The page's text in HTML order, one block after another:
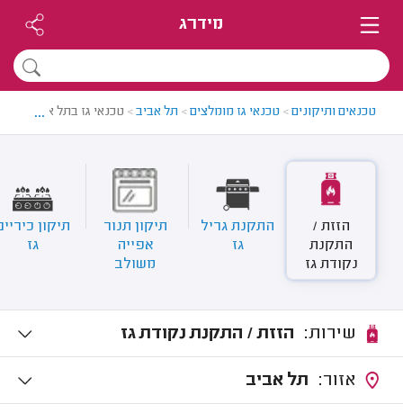
מידרג
טכנאים ותיקונים> טכנאי גז מומלצים> תל אביב> טכנאי גז בתל אביב
...
הזזת /
התקנת
נקודת גז
התקנת גריל
גז
תיקון תנור
אפייה
משולב
תיקון
גז
הזזת / התקנת נקודת גז
תל אביב